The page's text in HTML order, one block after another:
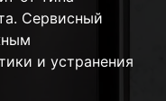
Сервисный
и устранения